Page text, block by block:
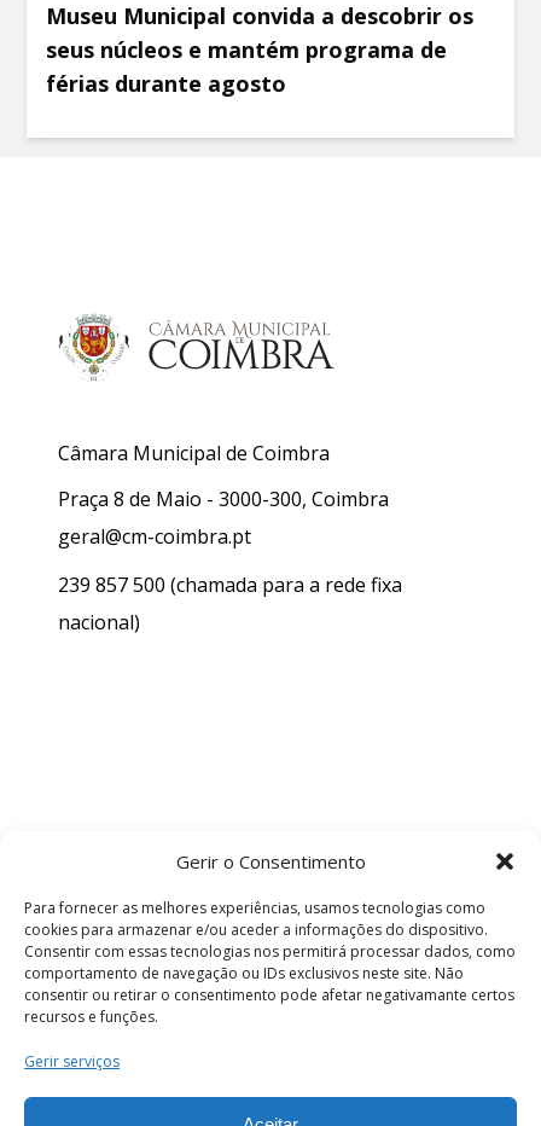
Gerir o Consentimento
Para fornecer as melhores experiências, usamos tecnologias como
cookies para armazenar e/ou aceder a informações do dispositivo.
Consentir com essas tecnologias nos permitirá processar dados, como
comportamento de navegação ou IDs exclusivos neste site. Não
consentir ou retirar o consentimento pode afetar negativamante certos
recursos e funções.
Gerir serviços
Museu Municipal convida a descobrir os
seus núcleos e mantém programa de
férias durante agosto
Câmara Municipal de Coimbra
Praça 8 de Maio - 3000-300, Coimbra
geral@cm-coimbra.pt
239 857 500 (chamada para a rede fixa
nacional)
Termos e Condições